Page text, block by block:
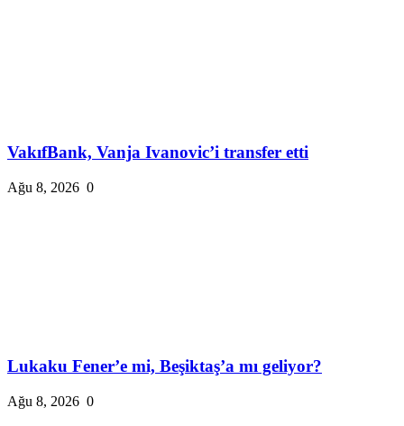
VakıfBank, Vanja Ivanovic’i transfer etti
Ağu 8, 2026 0
Lukaku Fener’e mi, Beşiktaş’a mı geliyor?
Ağu 8, 2026 0